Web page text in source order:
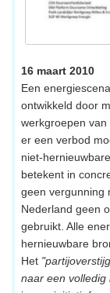
16 maart 2010
Een
ontwikkeld door
werkgroepen
er een verbod
niet-
betekent in
geen vergunning
Nederland geen
gebruikt. Alle
hernieuwbare
Het
naar een